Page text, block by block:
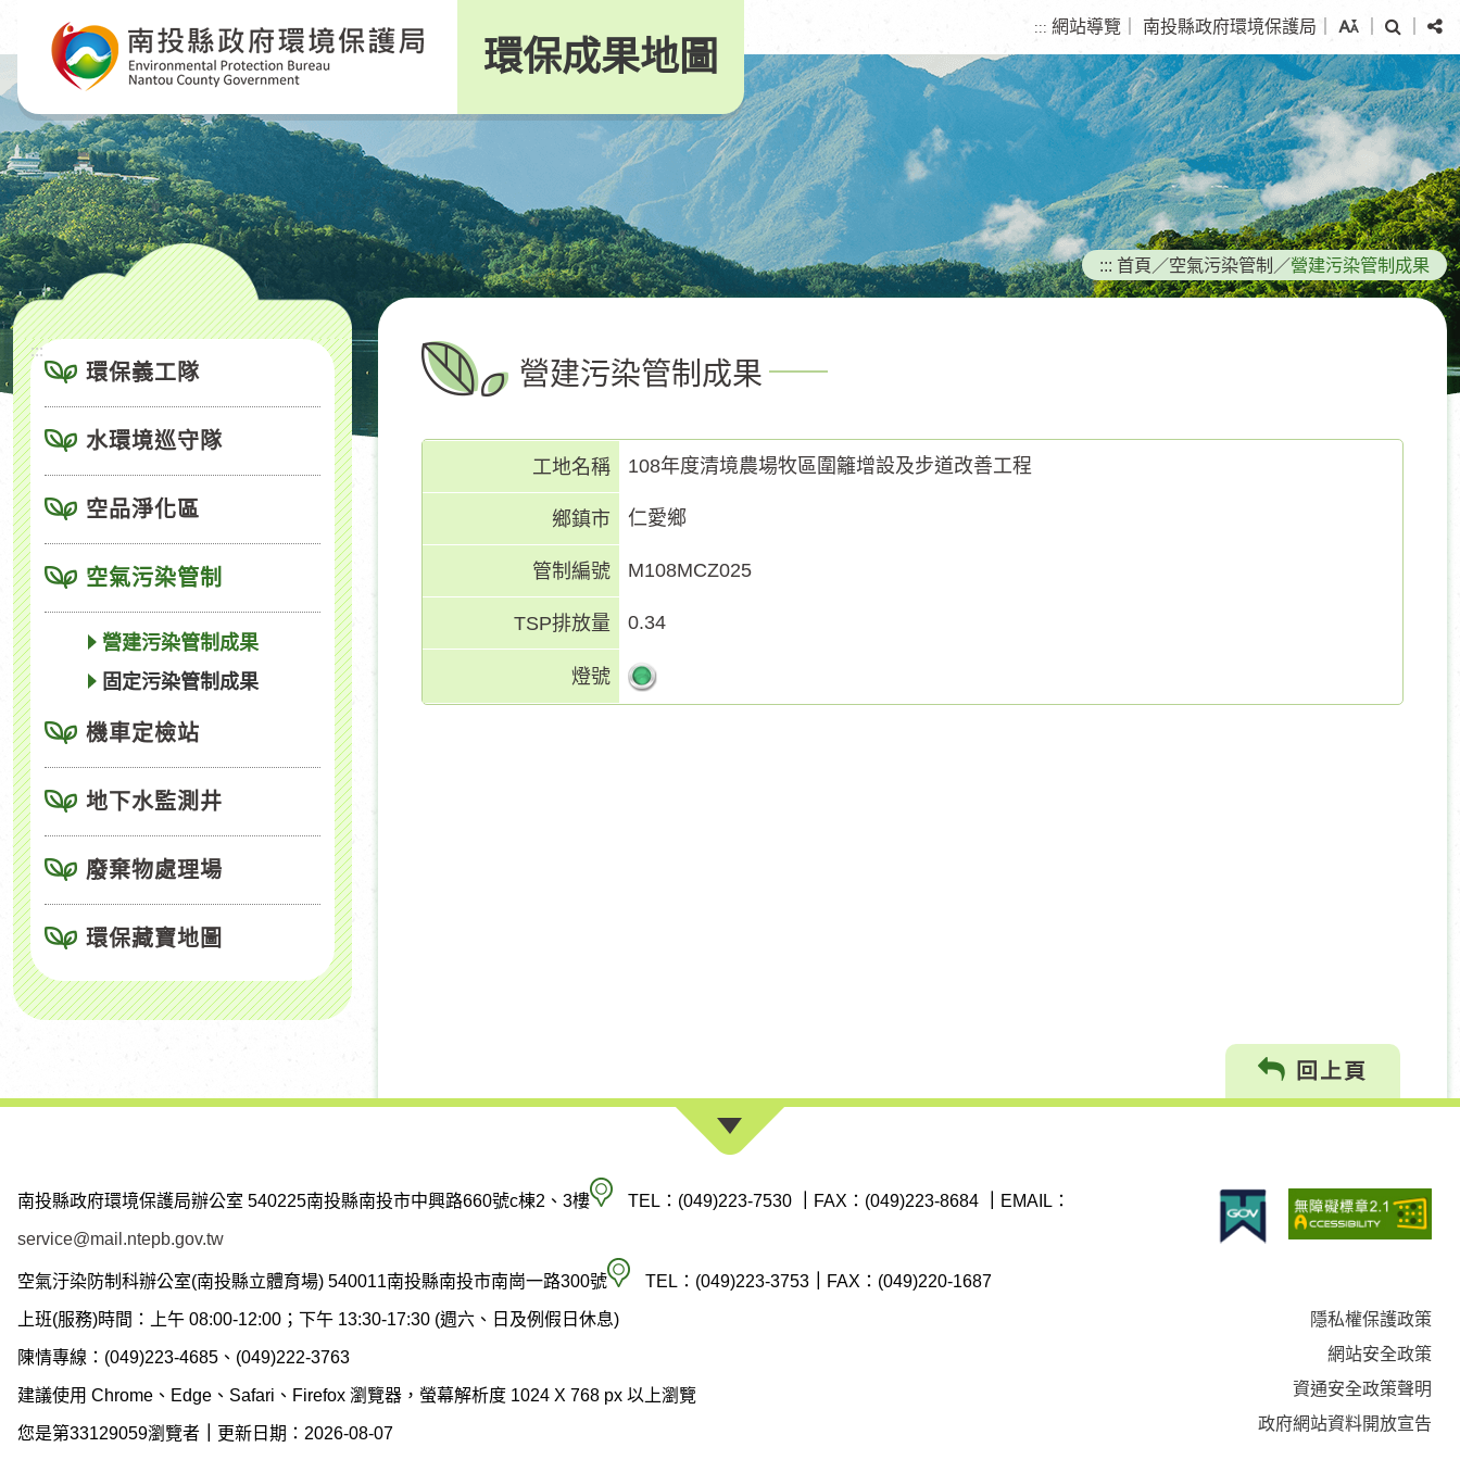
要
內
容
區
塊
環保成果地圖
::: 網站導覽 南投縣政府環境保護局
尋
分
享
:::
環保義工隊
水環境巡守隊
空品淨化區
空氣污染管制
營建污染管制成果
固定污染管制成果
機車定檢站
地下水監測井
廢棄物處理場
環保藏寶地圖
::: 首頁 ／空氣污染管制 ／營建污染管制成果
營建污染管制成果
工地名稱 108年度清境農場牧區圍籬增設及步道改善工程
鄉鎮市 仁愛鄉
管制編號 M108MCZ025
TSP排放量 0.34
燈號
回上頁
南投縣政府環境保護局辦公室 540225南投縣南投市中興路660號c棟2、3樓南
縣
政
環
TEL：(049)223-7530 FAX：(049)223-8684 EMAIL：
service@mail.ntepb.gov.tw
空氣汙染防制科辦公室(南投縣立體育場) 540011南投縣南投市南崗一路300號空
氣
染
TEL：(049)223-3753 FAX：(049)220-1687
上班(服務)時間：上午 08:00-12:00；下午 13:30-17:30 (週六、日及例假日休息)
陳情專線：(049)223-4685、(049)222-3763
建議使用 Chrome、Edge、Safari、Firefox 瀏覽器，螢幕解析度 1024 X 768 px 以上瀏覽
您是第33129059瀏覽者 更新日期：2026-08-07
隱私權保護政策
網站安全政策
資通安全政策聲明
政府網站資料開放宣告